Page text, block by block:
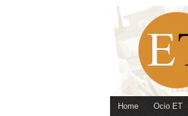
Home Ocio ET